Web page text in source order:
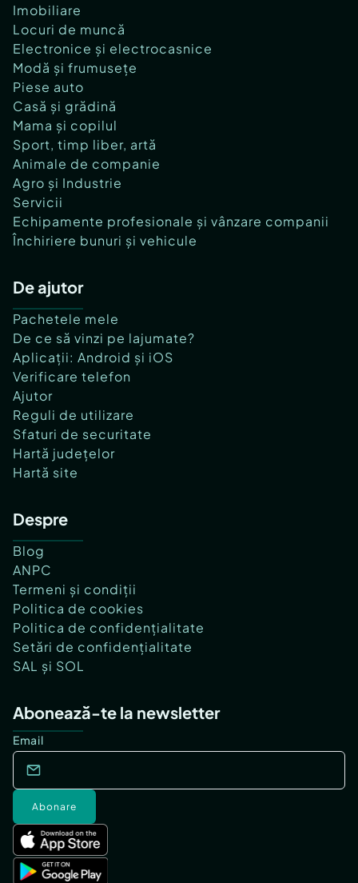
Imobiliare
Locuri de muncă
Electronice și electrocasnice
Modă și frumusețe
Piese auto
Casă și grădină
Mama și copilul
Sport, timp liber, artă
Animale de companie
Agro și Industrie
Servicii
Echipamente profesionale și vânzare companii
Închiriere bunuri și vehicule
De ajutor
Pachetele mele
De ce să vinzi pe lajumate?
Aplicații: Android și iOS
Verificare telefon
Ajutor
Reguli de utilizare
Sfaturi de securitate
Hartă județelor
Hartă site
Despre
Blog
ANPC
Termeni și condiții
Politica de cookies
Politica de confidențialitate
Setări de confidențialitate
SAL și SOL
Abonează-te la newsletter
Email
Abonare